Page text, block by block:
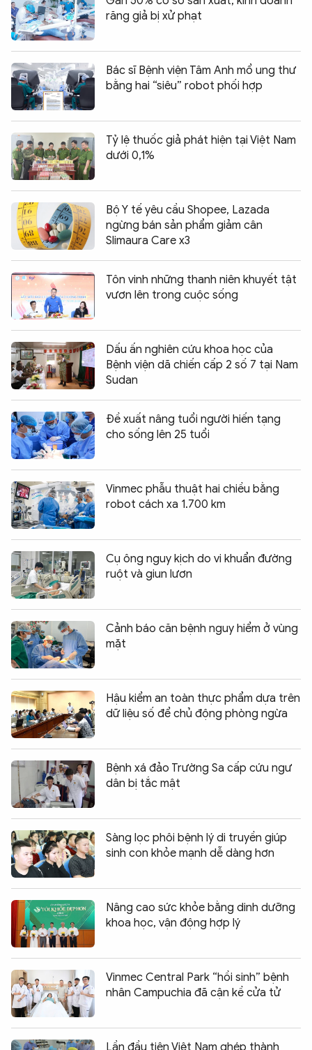
răng giả bị xử phạt
Bác sĩ Bệnh viện Tâm Anh mổ ung thư
bằng hai “siêu” robot phối hợp
Tỷ lệ thuốc giả phát hiện tại Việt Nam
dưới 0,1%
Bộ Y tế yêu cầu Shopee, Lazada
ngừng bán sản phẩm giảm cân
Slimaura Care x3
Tôn vinh những thanh niên khuyết tật
vươn lên trong cuộc sống
Dấu ấn nghiên cứu khoa học của
Bệnh viện dã chiến cấp 2 số 7 tại Nam
Sudan
Đề xuất nâng tuổi người hiến tạng
cho sống lên 25 tuổi
Vinmec phẫu thuật hai chiều bằng
robot cách xa 1.700 km
Cụ ông nguy kịch do vi khuẩn đường
ruột và giun lươn
Cảnh báo căn bệnh nguy hiểm ở vùng
mặt
Hậu kiểm an toàn thực phẩm dựa trên
dữ liệu số để chủ động phòng ngừa
Bệnh xá đảo Trường Sa cấp cứu ngư
dân bị tắc mật
Sàng lọc phôi bệnh lý di truyền giúp
sinh con khỏe mạnh dễ dàng hơn
Nâng cao sức khỏe bằng dinh dưỡng
khoa học, vận động hợp lý
Vinmec Central Park “hồi sinh” bệnh
nhân Campuchia đã cận kề cửa tử
Lần đầu tiên Việt Nam ghép thành